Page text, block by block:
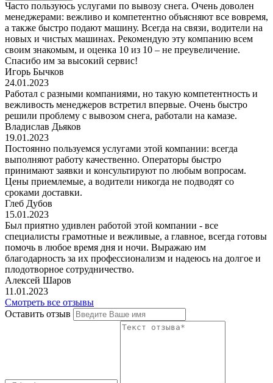
Часто пользуюсь услугами по вывозу снега. Очень доволен
менеджерами: вежливо и компетентно объясняют все вовремя,
а также быстро подают машину. Всегда на связи, водители на
новых и чистых машинах. Рекомендую эту компанию всем
своим знакомым, и оценка 10 из 10 – не преувеличение.
Спасибо им за высокий сервис!
Игорь Бычков
24.01.2023
Работал с разными компаниями, но такую компетентность и
вежливость менеджеров встретил впервые. Очень быстро
решили проблему с вывозом снега, работали на камазе.
Владислав Дьяков
19.01.2023
Постоянно пользуемся услугами этой компании: всегда
выполняют работу качественно. Операторы быстро
принимают заявки и консультируют по любым вопросам.
Цены приемлемые, а водители никогда не подводят со
сроками доставки.
Глеб Дубов
15.01.2023
Был приятно удивлен работой этой компании - все
специалисты грамотные и вежливые, а главное, всегда готовы
помочь в любое время дня и ночи. Выражаю им
благодарность за их профессионализм и надеюсь на долгое и
плодотворное сотрудничество.
Алексей Шаров
11.01.2023
Смотреть все отзывы
Оставить отзыв